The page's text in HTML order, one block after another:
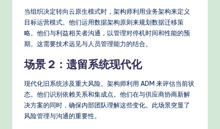
当组织决定转向云原生模式时，架构师利用业务架构来定义
目标运营模式。他们运用数据架构原则来规划数据迁移策
略。他们与利益相关者沟通，以管理对停机时间和性能的预
期。这需要技术远见与人员管理能力的结合。
场景 2：遗留系统现代化
现代化旧系统涉及重大风险。架构师利用 ADM 来评估当前状
态。他们识别依赖关系和集成点。他们在与供应商协商新解
决方案的同时，确保内部团队理解这些变化。此场景突显了
风险管理与沟通的重要性。